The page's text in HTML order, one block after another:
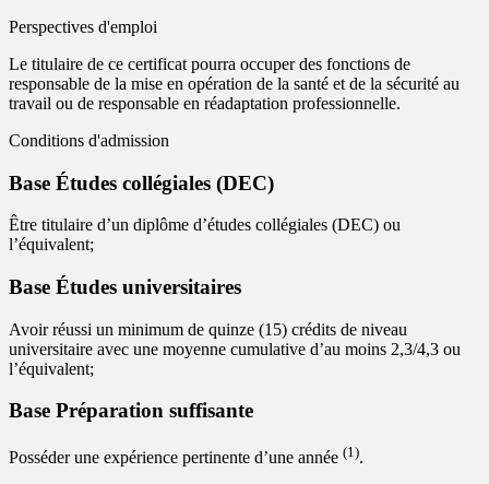
Perspectives d'emploi
Le titulaire de ce certificat pourra occuper des fonctions de
responsable de la mise en opération de la santé et de la sécurité au
travail ou de responsable en réadaptation professionnelle.
Conditions d'admission
Base Études collégiales (DEC)
Être titulaire d’un diplôme d’études collégiales (DEC) ou
l’équivalent;
Base Études universitaires
Avoir réussi un minimum de quinze (15) crédits de niveau
universitaire avec une moyenne cumulative d’au moins 2,3/4,3 ou
l’équivalent;
Base Préparation suffisante
Posséder une expérience pertinente d’une année (1).